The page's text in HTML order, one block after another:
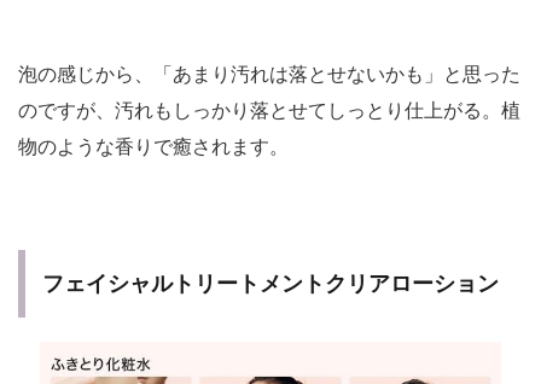
泡の感じから、「あまり汚れは落とせないかも」と思った
のですが、汚れもしっかり落とせてしっとり仕上がる。植
物のような香りで癒されます。
フェイシャルトリートメントクリアローション